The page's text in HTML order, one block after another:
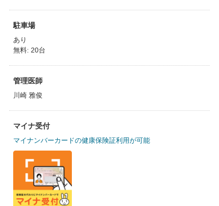
駐車場
あり
無料: 20台
管理医師
川崎 雅俊
マイナ受付
マイナンバーカードの健康保険証利用が可能